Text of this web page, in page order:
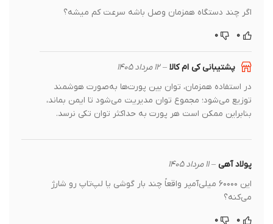
اگر چند دستگاه همزمان وصل باشه سرعت کم میشه؟
پشتیبانی کی ام کالا– ۱۲ مرداد ۱۴۰۵
در استفاده همزمان، توان بین پورت‌ها به‌صورت هوشمند
توزیع می‌شود؛ مجموع توان مدیریت می‌شود تا ایمن بماند،
بنابراین ممکن است هر پورت به حداکثر توان تکی نرسد.
پولاد آهی– ۱۱ مرداد ۱۴۰۵
این ۶۰۰۰۰ میلی‌آمپر واقعاً چند بار گوشی یا لپ‌تاپ رو شارژ
می‌کنه؟